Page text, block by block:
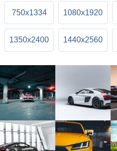
750x1334 1080x1920
1350x2400 1440x2560